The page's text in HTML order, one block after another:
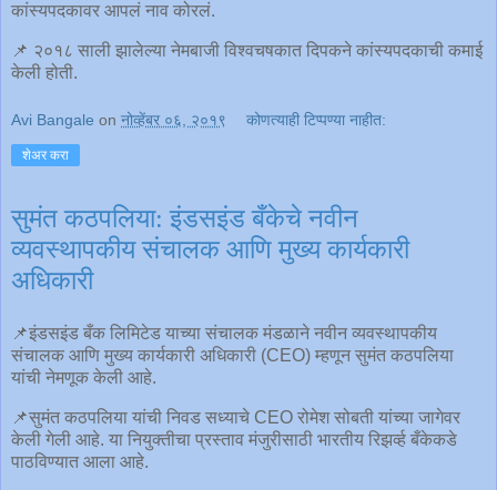
कांस्यपदकावर आपलं नाव कोरलं.
📌 २०१८ साली झालेल्या नेमबाजी विश्वचषकात दिपकने कांस्यपदकाची कमाई
केली होती.
Avi Bangale on नोव्हेंबर ०६, २०१९ कोणत्याही टिप्पण्‍या नाहीत:
शेअर करा
सुमंत कठपलिया: इंडसइंड बँकेचे नवीन
व्यवस्थापकीय संचालक आणि मुख्य कार्यकारी
अधिकारी
📌इंडसइंड बँक लिमिटेड याच्या संचालक मंडळाने नवीन व्यवस्थापकीय
संचालक आणि मुख्य कार्यकारी अधिकारी (CEO) म्हणून सुमंत कठपलिया
यांची नेमणूक केली आहे.
📌सुमंत कठपलिया यांची निवड सध्याचे CEO रोमेश सोबती यांच्या जागेवर
केली गेली आहे. या नियुक्तीचा प्रस्ताव मंजुरीसाठी भारतीय रिझर्व्ह बँकेकडे
पाठविण्यात आला आहे.